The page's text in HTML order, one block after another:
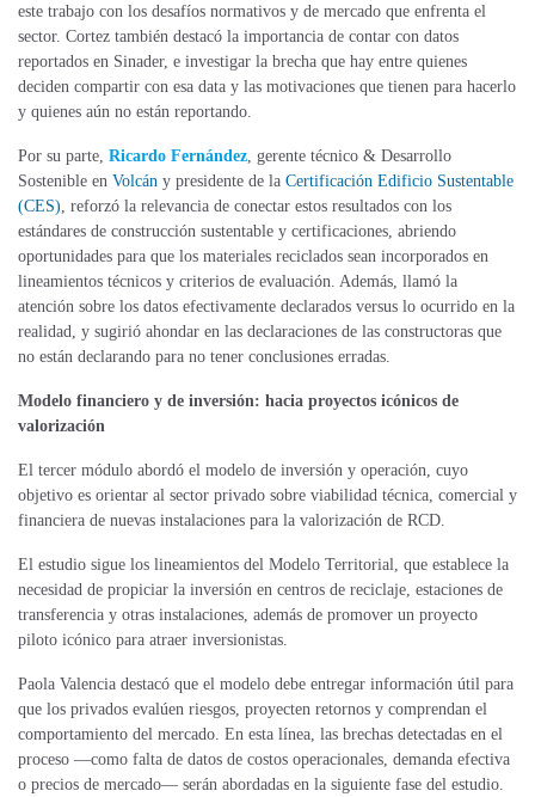
este trabajo con los desafíos normativos y de mercado que enfrenta el
sector. Cortez también destacó la importancia de contar con datos
reportados en Sinader, e investigar la brecha que hay entre quienes
deciden compartir con esa data y las motivaciones que tienen para hacerlo
y quienes aún no están reportando.
Por su parte, Ricardo Fernández , gerente técnico & Desarrollo
Sostenible en Volcán y presidente de la Certificación Edificio Sustentable
(CES) , reforzó la relevancia de conectar estos resultados con los
estándares de construcción sustentable y certificaciones, abriendo
oportunidades para que los materiales reciclados sean incorporados en
lineamientos técnicos y criterios de evaluación. Además, llamó la
atención sobre los datos efectivamente declarados versus lo ocurrido en la
realidad, y sugirió ahondar en las declaraciones de las constructoras que
no están declarando para no tener conclusiones erradas.
Modelo financiero y de inversión: hacia proyectos icónicos de
valorización
El tercer módulo abordó el modelo de inversión y operación, cuyo
objetivo es orientar al sector privado sobre viabilidad técnica, comercial y
financiera de nuevas instalaciones para la valorización de RCD.
El estudio sigue los lineamientos del Modelo Territorial, que establece la
necesidad de propiciar la inversión en centros de reciclaje, estaciones de
transferencia y otras instalaciones, además de promover un proyecto
piloto icónico para atraer inversionistas.
Paola Valencia destacó que el modelo debe entregar información útil para
que los privados evalúen riesgos, proyecten retornos y comprendan el
comportamiento del mercado. En esta línea, las brechas detectadas en el
proceso —como falta de datos de costos operacionales, demanda efectiva
o precios de mercado— serán abordadas en la siguiente fase del estudio.